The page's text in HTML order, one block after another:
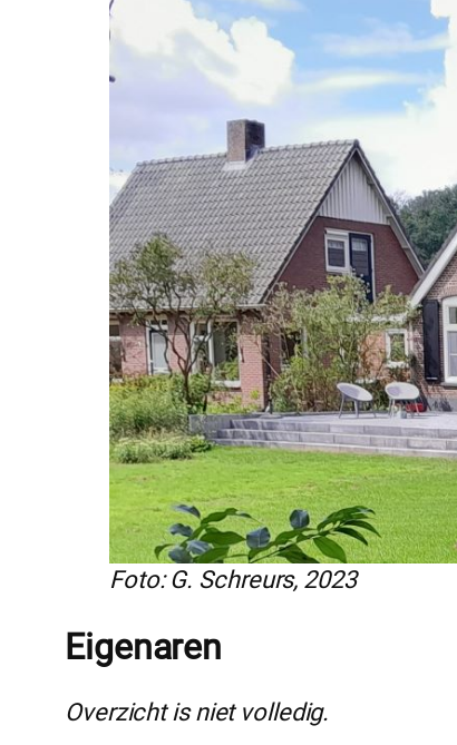
Foto: G. Schreurs, 2023
Eigenaren
Overzicht is niet volledig.